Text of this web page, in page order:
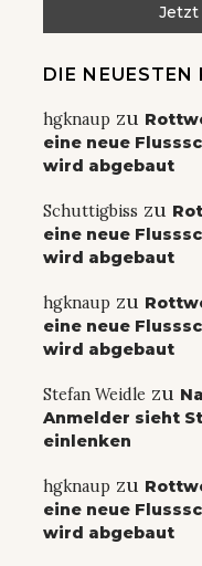
DIE NEUESTEN
hgknaup zu
eine neue
wird abgebaut
Schuttigbiss zu
eine neue
wird abgebaut
hgknaup zu
eine neue
wird abgebaut
Stefan Weidle zu
Anmelder sieht
einlenken
hgknaup zu
eine neue
wird abgebaut